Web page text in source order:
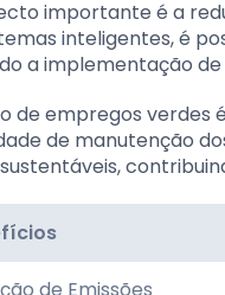
importante é a
inteligentes, é
a implementação
de empregos verdes
de manutenção